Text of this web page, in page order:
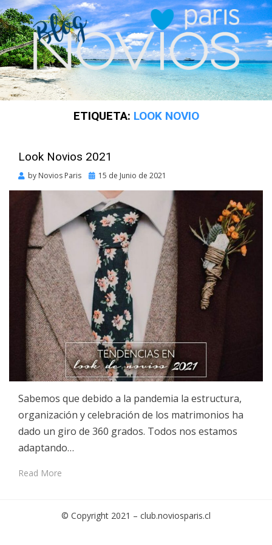
ETIQUETA: LOOK NOVIO
Look Novios 2021
by Novios Paris
Posted
15 de Junio de 2021
Sabemos que debido a la pandemia la estructura,
organización y celebración de los matrimonios ha
dado un giro de 360 grados. Todos nos estamos
adaptando…
Read More
© Copyright 2021 – club.noviosparis.cl